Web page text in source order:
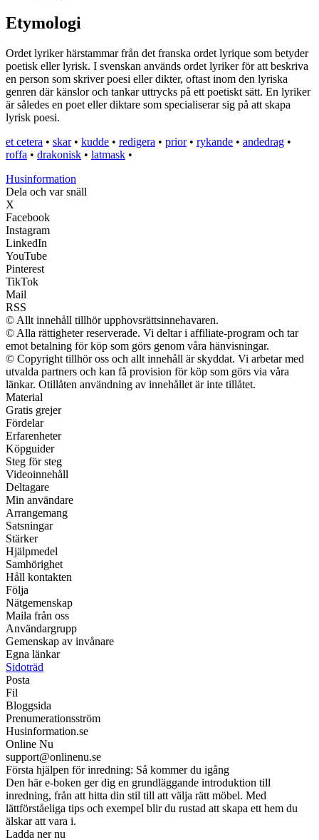
Etymologi
Ordet lyriker härstammar från det franska ordet lyrique som betyder
poetisk eller lyrisk. I svenskan används ordet lyriker för att beskriva
en person som skriver poesi eller dikter, oftast inom den lyriska
genren där känslor och tankar uttrycks på ett poetiskt sätt. En lyriker
är således en poet eller diktare som specialiserar sig på att skapa
lyrisk poesi.
et cetera • skar• kudde • redigera • prior• rykande • andedrag •
roffa • drakonisk • latmask •
Husinformation
Dela och var snäll
X
Facebook
Instagram
LinkedIn
YouTube
Pinterest
TikTok
Mail
RSS
© Allt innehåll tillhör upphovsrättsinnehavaren.
© Alla rättigheter reserverade. Vi deltar i affiliate-program och tar
emot betalning för köp som görs genom våra hänvisningar.
© Copyright tillhör oss och allt innehåll är skyddat. Vi arbetar med
utvalda partners och kan få provision för köp som görs via våra
länkar. Otillåten användning av innehållet är inte tillåtet.
Material
Gratis grejer
Fördelar
Erfarenheter
Köpguider
Steg för steg
Videoinnehåll
Deltagare
Min användare
Arrangemang
Satsningar
Stärker
Hjälpmedel
Samhörighet
Håll kontakten
Följa
Nätgemenskap
Maila från oss
Användargrupp
Gemenskap av invånare
Egna länkar
Sidoträd
Posta
Fil
Bloggsida
Prenumerationsström
Husinformation.se
Online Nu
support@onlinenu.se
Första hjälpen för inredning: Så kommer du igång
Den här e-boken ger dig en grundläggande introduktion till
inredning, från att hitta din stil till att välja rätt möbel. Med
lättförståeliga tips och exempel blir du rustad att skapa ett hem du
älskar att vara i.
Ladda ner nu